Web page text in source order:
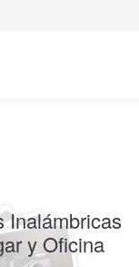
Inalámbricas
y Oficina